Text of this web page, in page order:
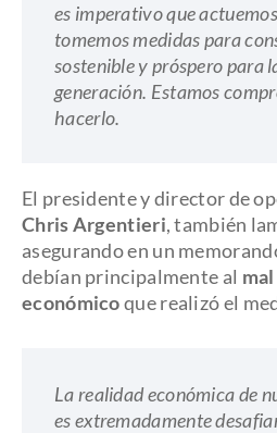
es imperativo que
tomemos medidas para
sostenible y próspero para
generación. Estamos
hacerlo.
El presidente y director de
Chris Argentieri, también
asegurando en un
debían principalmente al
económicoque realizó el
La realidad económica de
es extremadamente